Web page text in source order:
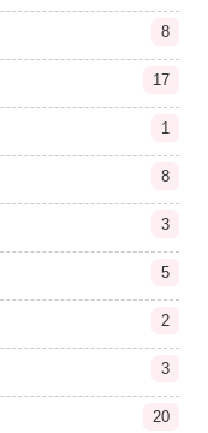
8
17
1
8
3
5
2
3
20